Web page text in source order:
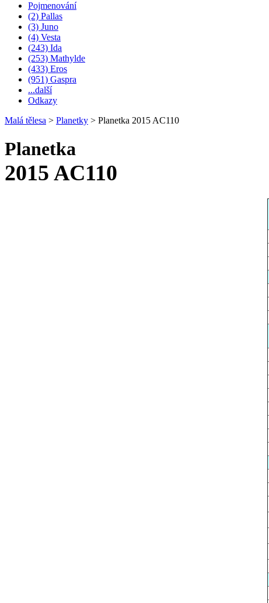
Pojmenování
(2) Pallas
(3) Juno
(4) Vesta
(243) Ida
(253) Mathylde
(433) Eros
(951) Gaspra
...další
Odkazy
Malá tělesa > Planetky > Planetka 2015 AC110
Planetka
2015 AC110